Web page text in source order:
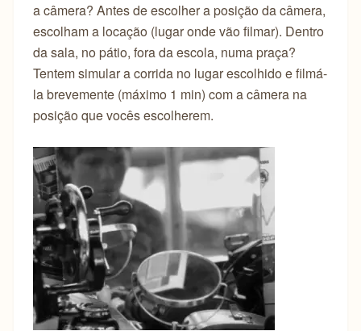
a câmera? Antes de escolher a posição da câmera,
escolham a locação (lugar onde vão filmar). Dentro
da sala, no pátio, fora da escola, numa praça?
Tentem simular a corrida no lugar escolhido e filmá-
la brevemente (máximo 1 min) com a câmera na
posição que vocês escolherem.